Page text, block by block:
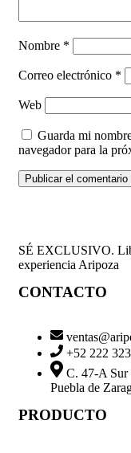
Nombre *
Correo electrónico *
Web
Guarda mi
navegador para la
SÉ EXCLUSIVO.
experiencia Aripoza
CONTACTO
+52 222
C. 47-A Sur
Puebla de
PRODUCTO